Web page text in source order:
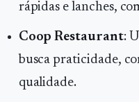
rápidas e lanches,
Coop Restaurant:
busca praticidade,
qualidade.